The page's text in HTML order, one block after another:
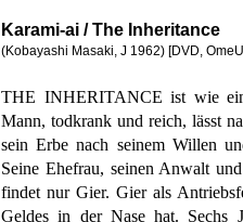
Karami-ai / The Inheritance
(Kobayashi Masaki, J 1962) [DVD,
THE INHERITANCE ist wie
Mann, todkrank und reich, lässt
sein Erbe nach seinem Willen
Seine Ehefrau, seinen Anwalt
findet nur Gier. Gier als
Geldes in der Nase hat. Sechs